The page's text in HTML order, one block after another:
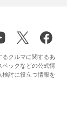
クルマに関するあ
ペックなどの公式情
討に役立つ情報を